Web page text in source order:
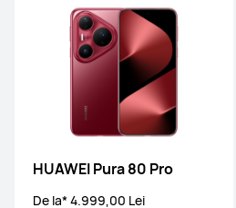
HUAWEI Pura 80 Pro
De la* 4.999,00 Lei